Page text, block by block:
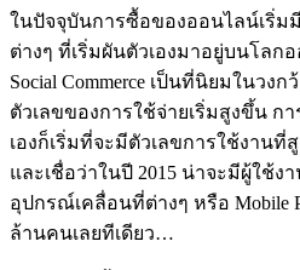
ในปัจจุบันการซื้อของออนไลน์เริ่ม
ต่างๆ ที่เริ่มผันตัวเองมาอยู่บนโล
Social Commerce เป็นที่นิยมในวง
ตัวเลขของการใช้จ่ายเริ่มสูงขึ้น ก
เองก็เริ่มที่จะมีตัวเลขการใช้งานที่
และเชื่อว่าในปี 2015 น่าจะมีผู้ใช้ง
อุปกรณ์เคลื่อนที่ต่างๆ หรือ Mobile
ล้านคนเลยทีเดียว…